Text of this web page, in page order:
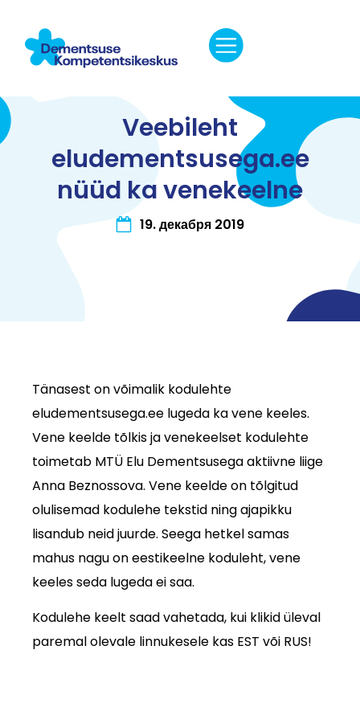
Veebileht
eludementsusega.ee
nüüd ka venekeelne
19. декабря 2019
Tänasest on võimalik kodulehte
eludementsusega.ee lugeda ka vene keeles.
Vene keelde tõlkis ja venekeelset kodulehte
toimetab MTÜ Elu Dementsusega aktiivne liige
Anna Beznossova. Vene keelde on tõlgitud
olulisemad kodulehe tekstid ning ajapikku
lisandub neid juurde. Seega hetkel samas
mahus nagu on eestikeelne koduleht, vene
keeles seda lugeda ei saa.
Kodulehe keelt saad vahetada, kui klikid üleval
paremal olevale linnukesele kas EST või RUS!